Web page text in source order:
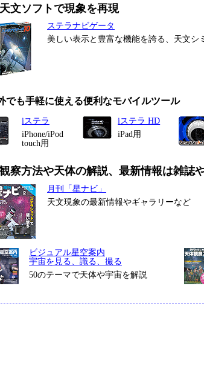
天文ソフトで現象を再現
ステラナビゲータ
美しい表示と豊富な機能を誇る、天文シ
でも手軽に使える便利なモバイルツール
iステラ
iPhone/iPod
touch用
iステラ HD
iPad用
観察方法や天体の解説、最新情報は雑誌
月刊「星ナビ」
天文現象の最新情報やギャラリーなど
ビジュアル星空案内
宇宙を見る、識る、撮る
50のテーマで天体や宇宙を解説